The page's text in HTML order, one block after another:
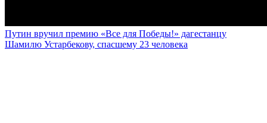
Путин вручил премию «Все для Победы!» дагестанцу
Шамилю Устарбекову, спасшему 23 человека